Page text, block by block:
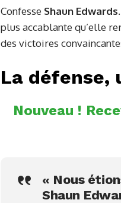
Confesse Shaun Edwards
plus accablante qu’elle
des victoires
La défense,
Nouveau !
« Nous
Shaun